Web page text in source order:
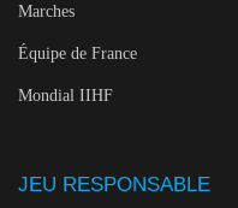
Marches
Équipe de France
Mondial IIHF
JEU RESPONSABLE